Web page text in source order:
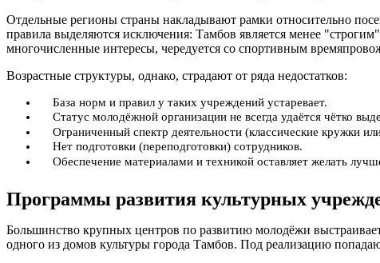
Отдельные регионы страны накладывают рамки относительно
правила выделяются исключения: Тамбов является менее
многочисленные интересы, чередуется со спортивным
Возрастные структуры, однако, страдают от ряда недостатков:
База норм и правил у таких учреждений устаревает.
Статус молодёжной организации не всегда удаётся чётко
Ограниченный спектр деятельности (классические кружки
Нет подготовки (переподготовки) сотрудников.
Обеспечение материалами и техникой оставляет желать
Программы развития культурных
Большинство крупных центров по развитию молодёжи
одного из домов культуры города Тамбов. Под реализацию